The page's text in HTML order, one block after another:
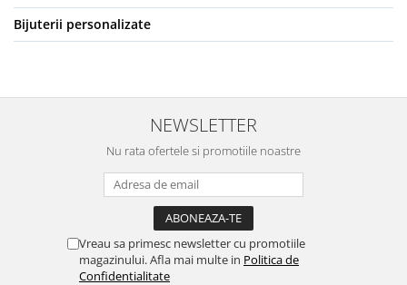
Bijuterii personalizate
NEWSLETTER
Nu rata ofertele si promotiile noastre
Vreau sa primesc newsletter cu promotiile
magazinului. Afla mai multe in Politica de
Confidentialitate